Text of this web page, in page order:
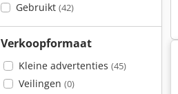
Gebruikt (42)
Verkoopformaat
Kleine advertenties (45)
Veilingen (0)
Iveco Minibus